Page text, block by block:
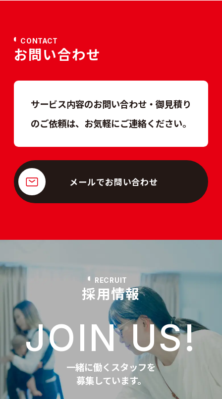
お問い合わせ
CONTACT
サービス内容のお問い合わせ・御見積り
のご依頼は、 お気軽にご連絡ください。
メールでお問い合わせ
採用情報
RECRUIT
JOIN US!
一緒に働くスタッフを
募集しています。